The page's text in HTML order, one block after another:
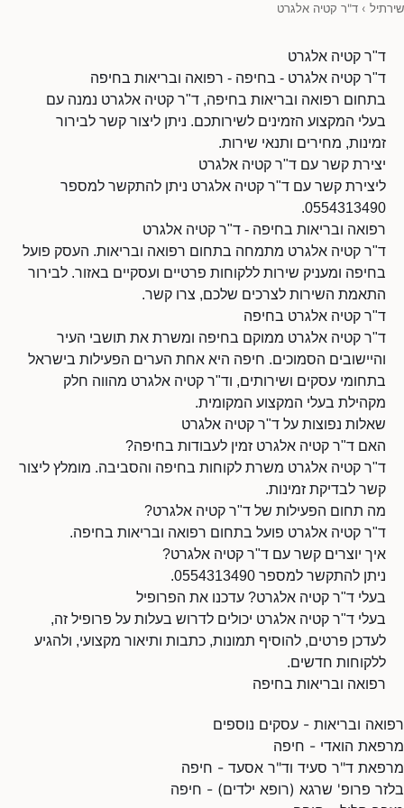
שירתיל › ד"ר קטיה אלגרט
ד"ר קטיה אלגרט
ד"ר קטיה אלגרט - בחיפה - רפואה ובריאות בחיפה
בתחום רפואה ובריאות בחיפה, ד"ר קטיה אלגרט נמנה עם
בעלי המקצוע הזמינים לשירותכם. ניתן ליצור קשר לבירור
זמינות, מחירים ותנאי שירות.
יצירת קשר עם ד"ר קטיה אלגרט
ליצירת קשר עם ד"ר קטיה אלגרט ניתן להתקשר למספר
0554313490.
רפואה ובריאות בחיפה - ד"ר קטיה אלגרט
ד"ר קטיה אלגרט מתמחה בתחום רפואה ובריאות. העסק פועל
בחיפה ומעניק שירות ללקוחות פרטיים ועסקיים באזור. לבירור
התאמת השירות לצרכים שלכם, צרו קשר.
ד"ר קטיה אלגרט בחיפה
ד"ר קטיה אלגרט ממוקם בחיפה ומשרת את תושבי העיר
והיישובים הסמוכים. חיפה היא אחת הערים הפעילות בישראל
בתחומי עסקים ושירותים, וד"ר קטיה אלגרט מהווה חלק
מקהילת בעלי המקצוע המקומית.
שאלות נפוצות על ד"ר קטיה אלגרט
האם ד"ר קטיה אלגרט זמין לעבודות בחיפה?
ד"ר קטיה אלגרט משרת לקוחות בחיפה והסביבה. מומלץ ליצור
קשר לבדיקת זמינות.
מה תחום הפעילות של ד"ר קטיה אלגרט?
ד"ר קטיה אלגרט פועל בתחום רפואה ובריאות בחיפה.
איך יוצרים קשר עם ד"ר קטיה אלגרט?
ניתן להתקשר למספר 0554313490.
בעלי ד"ר קטיה אלגרט? עדכנו את הפרופיל
בעלי ד"ר קטיה אלגרט יכולים לדרוש בעלות על פרופיל זה,
לעדכן פרטים, להוסיף תמונות, כתבות ותיאור מקצועי, ולהגיע
ללקוחות חדשים.
רפואה ובריאות בחיפה
רפואה ובריאות - עסקים נוספים
מרפאת הואדי - חיפה
מרפאת ד"ר סעיד וד"ר אסעד - חיפה
בלזר פרופ' שרגא (רופא ילדים) - חיפה